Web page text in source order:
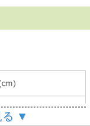
る ▼